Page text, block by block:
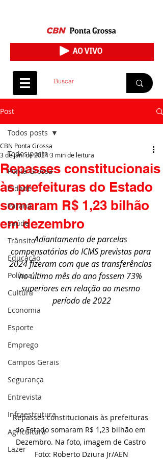
Post
Todos posts
Ponta Grossa
Cidade
Paraná
Saúde
Trânsito
Educação
Política
Cultura
Economia
Esporte
Emprego
Campos Gerais
Segurança
Entrevista
Infraestrutura
Agricultura
Lazer
Todos posts
Repasses constitucionais
às prefeituras do Estado
somaram R$ 1,23 bilhão
em dezembro
CBN Ponta Grossa
3 de jan. de 20243 min de leitura
Adiantamento de parcelas
compensatórias do ICMS previstas para
2024 fizeram com que as transferências
no último mês do ano fossem 73%
superiores em relação ao mesmo
período de 2022
Repasses constitucionais às prefeituras
do Estado somaram R$ 1,23 bilhão em
Dezembro. Na foto, imagem de Castro
Foto: Roberto Dziura Jr/AEN